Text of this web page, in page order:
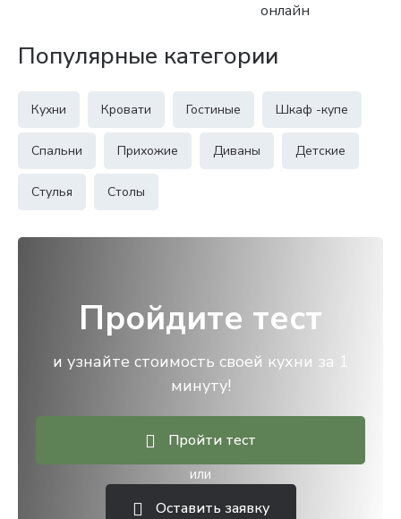
онлайн
Популярные категории
Кухни Кровати Гостиные Шкаф -купе
Спальни Прихожие Диваны Детские
Стулья Столы
Пройдите тест
и узнайте стоимость своей кухни за 1
минуту!
Пройти тест
или
Оставить заявку